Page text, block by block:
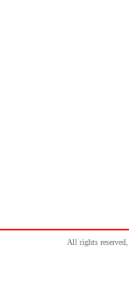
All rights